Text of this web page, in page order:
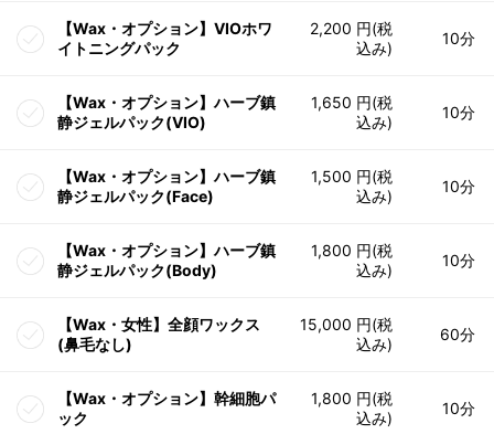
【Wax・オプション】VIOホワ
イトニングパック
2,200 円(税
込み)
10分
【Wax・オプション】ハーブ鎮
静ジェルパック(VIO)
1,650 円(税
込み)
10分
【Wax・オプション】ハーブ鎮
静ジェルパック(Face)
1,500 円(税
込み)
10分
【Wax・オプション】ハーブ鎮
静ジェルパック(Body)
1,800 円(税
込み)
10分
【Wax・女性】全顔ワックス
(鼻毛なし)
15,000 円(税
込み)
60分
【Wax・オプション】幹細胞パ
ック
1,800 円(税
込み)
10分